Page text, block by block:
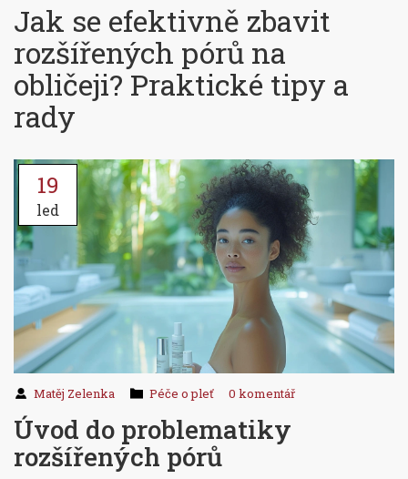
Jak se efektivně zbavit
rozšířených pórů na
obličeji? Praktické tipy a
rady
19
led
Matěj Zelenka Péče o pleť 0 komentář
Úvod do problematiky
rozšířených pórů